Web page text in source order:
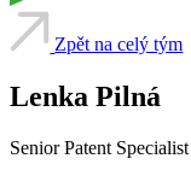
Zpět na celý tým
Lenka Pilná
Senior Patent Specialist